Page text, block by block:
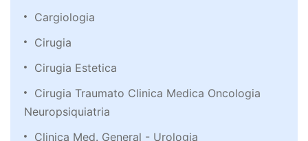
Cargiologia
Cirugia
Cirugia Estetica
Cirugia Traumato Clinica Medica Oncologia
Neuropsiquiatria
Clinica Med. General - Urologia